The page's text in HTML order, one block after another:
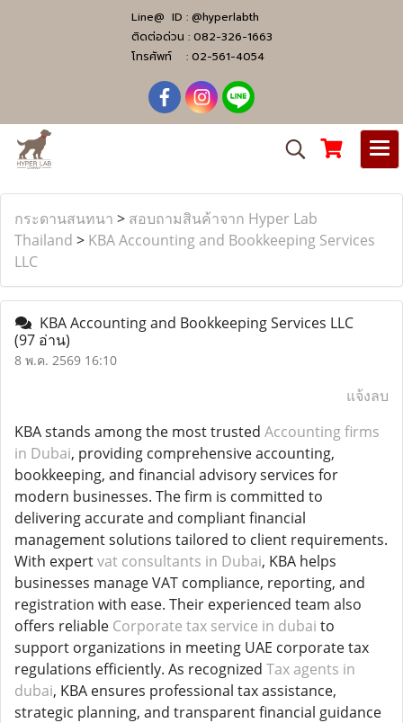
Line@ ID : @hyperlabth
ติดต่อด่วน : 082-326-1663
โทรศัพท์ : 02-561-4054
กระดานสนทนา > สอบถามสินค้าจาก Hyper Lab
Thailand > KBA Accounting and Bookkeeping Services
LLC
KBA Accounting and Bookkeeping Services LLC
(97 อ่าน)
8 พ.ค. 2569 16:10
แจ้งลบ
KBA stands among the most trusted Accounting firms
in Dubai, providing comprehensive accounting,
bookkeeping, and financial advisory services for
modern businesses. The firm is committed to
delivering accurate and compliant financial
management solutions tailored to client requirements.
With expertvat consultants in Dubai, KBA helps
businesses manage VAT compliance, reporting, and
registration with ease. Their experienced team also
offers reliable Corporate tax service in dubai to
support organizations in meeting UAE corporate tax
regulations efficiently. As recognized Tax agents in
dubai, KBA ensures professional tax assistance,
strategic planning, and transparent financial guidance